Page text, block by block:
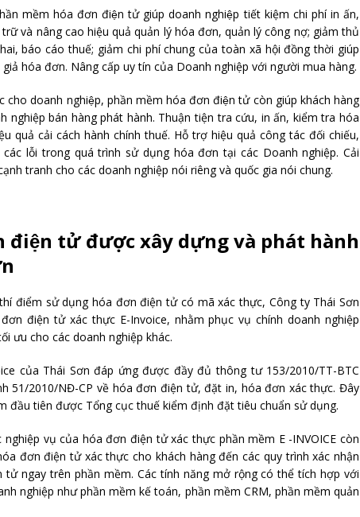
mềm hóa đơn điện tử giúp doanh nghiệp tiết kiệm chi phí in ấn,
và nâng cao hiệu quả quản lý hóa đơn, quản lý công nợ; giảm thủ
báo cáo thuế; giảm chi phí chung của toàn xã hội đồng thời giúp
hóa đơn. Nâng cấp uy tín của Doanh nghiệp với người mua hàng.
cho doanh nghiệp, phần mềm hóa đơn điện tử còn giúp khách hàng
nghiệp bán hàng phát hành. Thuận tiện tra cứu, in ấn, kiểm tra hóa
quả cải cách hành chính thuế. Hỗ trợ hiệu quả công tác đối chiếu,
lỗi trong quá trình sử dụng hóa đơn tại các Doanh nghiệp. Cải
tranh cho các doanh nghiệp nói riêng và quốc gia nói chung.
điện tử được xây dựng và phát hành
điểm sử dụng hóa đơn điện tử có mã xác thực, Công ty Thái Sơn
điện tử xác thực E-Invoice, nhằm phục vụ chính doanh nghiệp
ưu cho các doanh nghiệp khác.
của Thái Sơn đáp ứng được đầy đủ thông tư 153/2010/TT-BTC
51/2010/NĐ-CP về hóa đơn điện tử, đặt in, hóa đơn xác thực. Đây
đầu tiên được Tổng cục thuế kiểm định đặt tiêu chuẩn sử dụng.
vụ của hóa đơn điện tử xác thực phần mềm E -INVOICE còn
đơn điện tử xác thực cho khách hàng đến các quy trình xác nhận
tử ngay trên phần mềm. Các tính năng mở rộng có thể tích hợp với
nghiệp như phần mềm kế toán, phần mềm CRM, phần mềm quản